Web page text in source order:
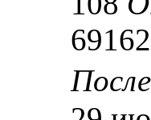
69162